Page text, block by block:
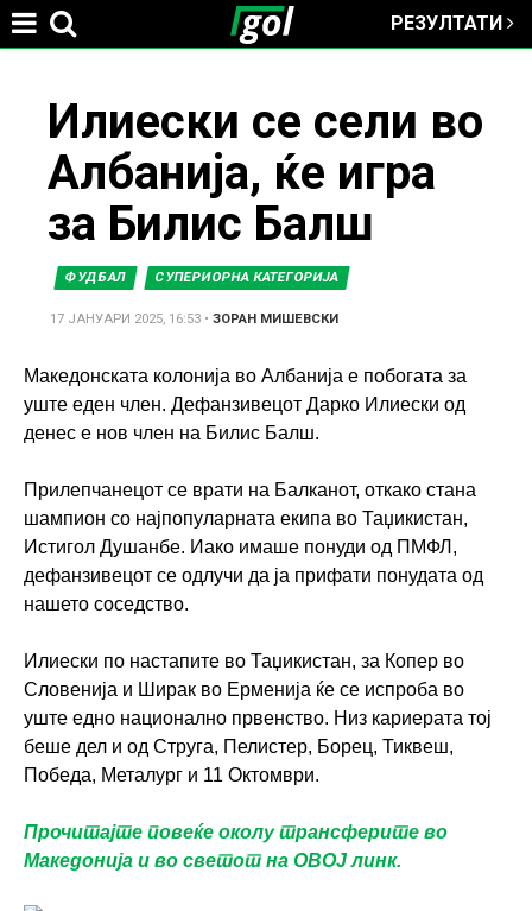
РЕЗУЛТАТИ
here
Илиески се сели во
Албанија, ќе игра
за Билис Балш
ФУДБАЛ СУПЕРИОРНА КАТЕГОРИЈА
17 ЈАНУАРИ 2025, 16:53 •ЗОРАН МИШЕВСКИ
Македонската колонија во Албанија е побогата за
уште еден член. Дефанзивецот Дарко Илиески од
денес е нов член на Билис Балш.
Прилепчанецот се врати на Балканот, откако стана
шампион со најпопуларната екипа во Таџикистан,
Истигол Душанбе. Иако имаше понуди од ПМФЛ,
дефанзивецот се одлучи да ја прифати понудата од
нашето соседство.
Илиески по настапите во Таџикистан, за Копер во
Словенија и Ширак во Ерменија ќе се испроба во
уште едно национално првенство. Низ кариерата тој
беше дел и од Струга, Пелистер, Борец, Тиквеш,
Победа, Металург и 11 Октомври.
Прочитајте повеќе околу трансферите во
Македонија и во светот на ОВОЈ линк.